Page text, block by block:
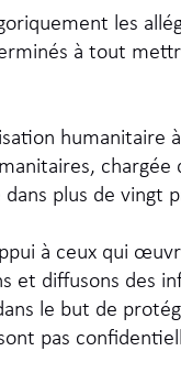
les
à tout
plus de vingt
à ceux qui
et diffusons des
le but de
pas